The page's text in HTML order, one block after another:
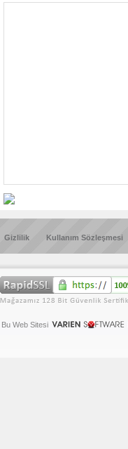
Gizlilik Kullanım Sözleşmesi
Bu Web Sitesi